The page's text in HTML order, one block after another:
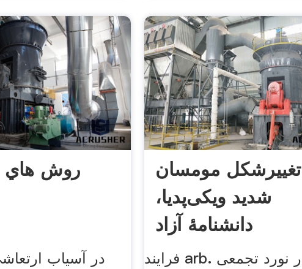
روش هاي
در آسیاب
تغییرشکل مومسان
شدید ویکی‌پدیا،
دانشنامهٔ آزاد
فرایند arb. در نورد تجمعی (arb)